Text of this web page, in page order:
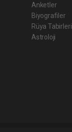
Anketler
Biyografiler
Rüya Tabirleri
Astroloji